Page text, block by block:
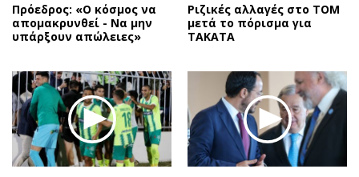
Πρόεδρος: «Ο κόσμος να
απομακρυνθεί - Να μην
υπάρξουν απώλειες»
Ριζικές αλλαγές στο ΤΟΜ
μετά το πόρισμα για
TAKATA